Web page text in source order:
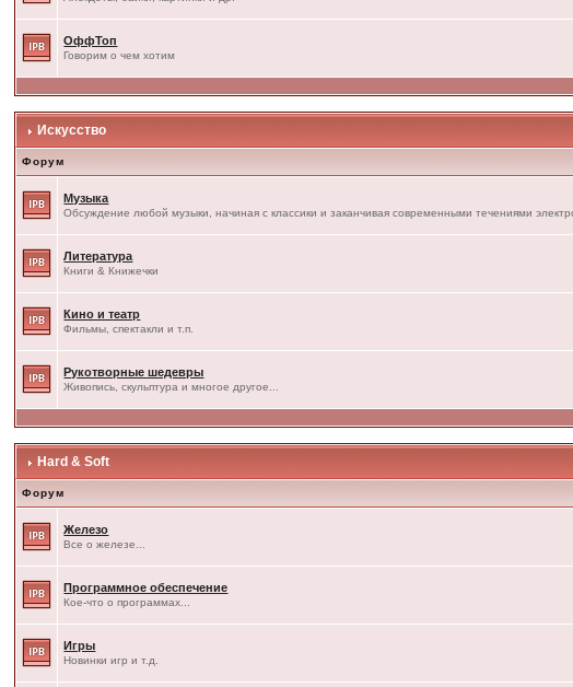
ОффТоп
Говорим о чем хотим
Искусство
Форум
Музыка
Обсуждение любой музыки, начиная с классики и заканчивая современными течениями
Литература
Книги & Книжечки
Кино и театр
Фильмы, спектакли и т.п.
Рукотворные шедевры
Живопись, скульптура и многое другое...
Hard & Soft
Форум
Железо
Все о железе...
Программное обеспечение
Кое-что о программах...
Игры
Новинки игр и т.д.